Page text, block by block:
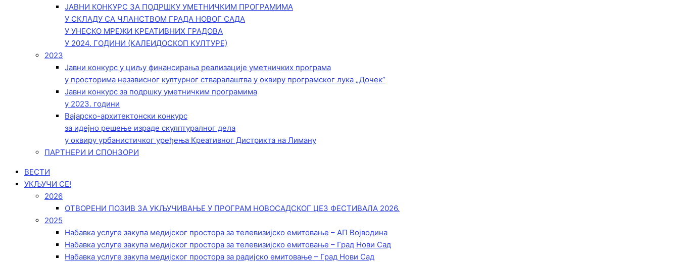
ЈАВНИ КОНКУРС ЗА ПОДРШКУ УМЕТНИЧКИМ ПРОГРАМИМА
У СКЛАДУ СА ЧЛАНСТВОМ ГРАДА НОВОГ САДА
У УНЕСКО МРЕЖИ КРЕАТИВНИХ ГРАДОВА
У 2024. ГОДИНИ (КАЛЕИДОСКОП КУЛТУРЕ)
2023
Јавни конкурс у циљу финансирања реализације уметничких програма
у просторима независног културног стваралаштва у оквиру програмског лука „Дочек”
Јавни конкурс за подршку уметничким програмима
у 2023. години
Вајарско-архитектонски конкурс
за идејно решење израде скулптуралног дела
у оквиру урбанистичког уређења Креативног Дистрикта на Лиману
ПАРТНЕРИ И СПОНЗОРИ
ВЕСТИ
УКЉУЧИ СЕ!
2026
ОТВОРЕНИ ПОЗИВ ЗА УКЉУЧИВАЊЕ У ПРОГРАМ НОВОСАДСКОГ ЏЕЗ ФЕСТИВАЛА 2026.
2025
Набавка услуге закупа медијског простора за телевизијско емитовање – АП Војводинa
Набавка услуге закупа медијског простора за телевизијско емитовање – Град Нови Сад
Набавка услуге закупа медијског простора за радијско емитовање – Град Нови Сад